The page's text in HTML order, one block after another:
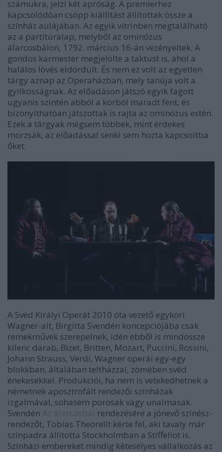
számukra, jelzi két apróság. A premierhez
kapcsolódóan csöpp kiállítást állítottak össze a
színház aulájában. Az egyik vitrinben megtalálható
az a partitúralap, melyből az ominózus
álarcosbálon, 1792. március 16-án vezényeltek. A
gondos karmester megjelölte a taktust is, ahol a
halálos lövés eldördült. És nem ez volt az egyetlen
tárgy aznap az Operaházban, mely tanúja volt a
gyilkosságnak. Az előadáson játszó egyik fagott
ugyanis szintén abból a korból maradt fent, és
bizonyíthatóan játszottak is rajta az ominózus estén.
Ezek a tárgyak mégsem többek, mint érdekes
morzsák, az előadással senki sem hozta kapcsoltba
őket.
A Svéd Királyi Operát 2010 óta vezető egykori
Wagner-alt, Birgitta Svendén koncepciójába csak
remekművek szerepelnek, idén ebből is mindössze
kilenc darab, Bizet, Britten, Mozart, Puccini, Rossini,
Johann Strauss, Verdi, Wagner operái egy-egy
blokkban, általában teltházzal, zömében svéd
énekesekkel. Produkciói, ha nem is vetekedhetnek a
németnek aposztrofált rendezői színházak
izgalmával, sohasem porosak vagy unalmasak.
Svendén Az álarcosbál rendezésére a jónevő színész-
rendezőt, Tobias Theorellt kérte fel, aki tavaly már
színpadra állította Stockholmban a Stiffeliot is.
Színházi embereket mindig kétesélyes vállalkozás az